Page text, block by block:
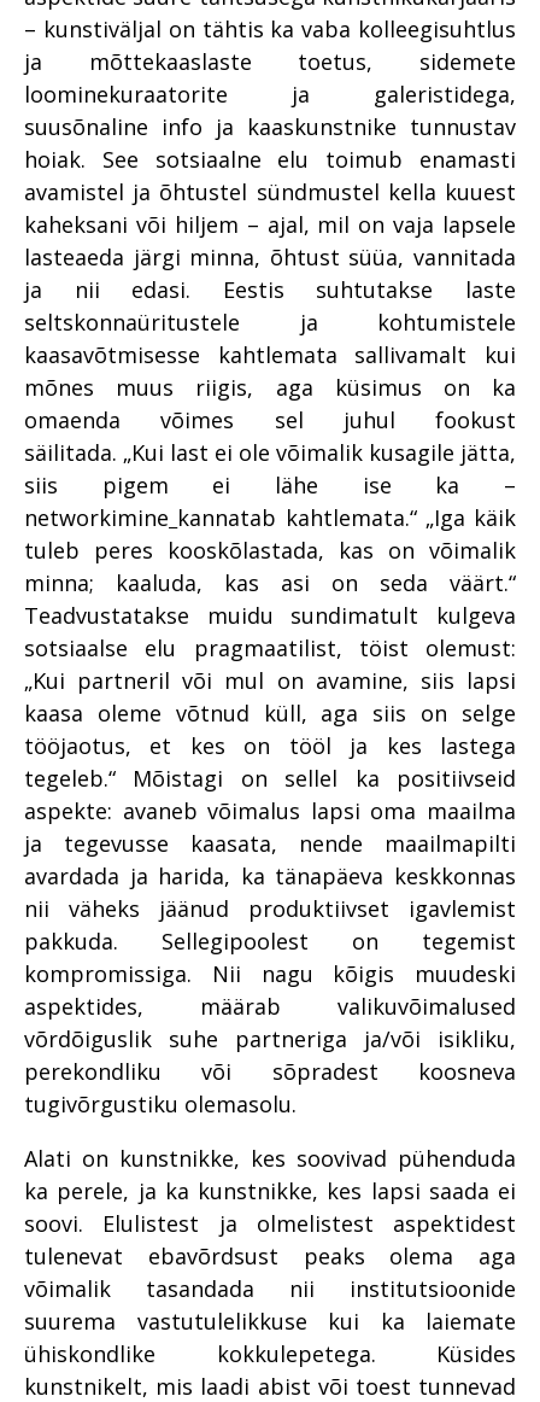
– kunstiväljal on tähtis ka vaba kolleegisuhtlus
ja mõttekaaslaste toetus, sidemete
loominekuraatorite ja galeristidega,
suusõnaline info ja kaaskunstnike tunnustav
hoiak. See sotsiaalne elu toimub enamasti
avamistel ja õhtustel sündmustel kella kuuest
kaheksani või hiljem – ajal, mil on vaja lapsele
lasteaeda järgi minna, õhtust süüa, vannitada
ja nii edasi. Eestis suhtutakse laste
seltskonnaüritustele ja kohtumistele
kaasavõtmisesse kahtlemata sallivamalt kui
mõnes muus riigis, aga küsimus on ka
omaenda võimes sel juhul fookust
säilitada. „Kui last ei ole võimalik kusagile jätta,
siis pigem ei lähe ise ka –
networkimine kannatab kahtlemata.“ „Iga käik
tuleb peres kooskõlastada, kas on võimalik
minna; kaaluda, kas asi on seda väärt.“
Teadvustatakse muidu sundimatult kulgeva
sotsiaalse elu pragmaatilist, töist olemust:
„Kui partneril või mul on avamine, siis lapsi
kaasa oleme võtnud küll, aga siis on selge
tööjaotus, et kes on tööl ja kes lastega
tegeleb.“ Mõistagi on sellel ka positiivseid
aspekte: avaneb võimalus lapsi oma maailma
ja tegevusse kaasata, nende maailmapilti
avardada ja harida, ka tänapäeva keskkonnas
nii väheks jäänud produktiivset igavlemist
pakkuda. Sellegipoolest on tegemist
kompromissiga. Nii nagu kõigis muudeski
aspektides, määrab valikuvõimalused
võrdõiguslik suhe partneriga ja/või isikliku,
perekondliku või sõpradest koosneva
tugivõrgustiku olemasolu.
Alati on kunstnikke, kes soovivad pühenduda
ka perele, ja ka kunstnikke, kes lapsi saada ei
soovi. Elulistest ja olmelistest aspektidest
tulenevat ebavõrdsust peaks olema aga
võimalik tasandada nii institutsioonide
suurema vastutulelikkuse kui ka laiemate
ühiskondlike kokkulepetega. Küsides
kunstnikelt, mis laadi abist või toest tunnevad